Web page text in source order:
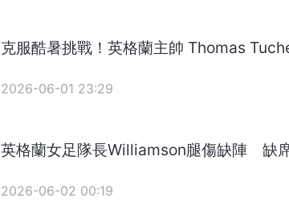
克服酷暑挑戰！英格蘭主帥 Thomas
2026-06-01 23:29
英格蘭女足隊長Williamson腿傷缺陣 缺
2026-06-02 00:19